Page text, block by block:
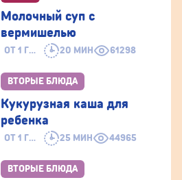
ОТ 1 ГОДА 20 МИН 61298
Молочный суп с
вермишелью
ВТОРЫЕ БЛЮДА
ОТ 1 ГОДА 25 МИН 44965
Кукурузная каша для
ребенка
ВТОРЫЕ БЛЮДА